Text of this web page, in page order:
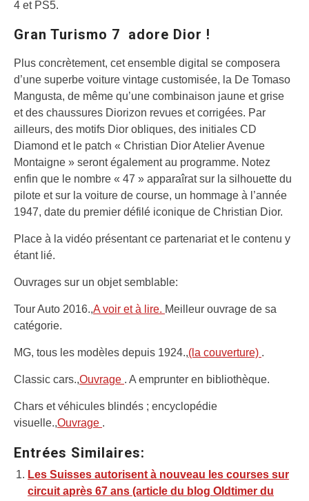
4 et PS5.
Gran Turismo 7 adore Dior !
Plus concrètement, cet ensemble digital se composera
d’une superbe voiture vintage customisée, la De Tomaso
Mangusta, de même qu’une combinaison jaune et grise
et des chaussures Diorizon revues et corrigées. Par
ailleurs, des motifs Dior obliques, des initiales CD
Diamond et le patch « Christian Dior Atelier Avenue
Montaigne » seront également au programme. Notez
enfin que le nombre « 47 » apparaîrat sur la silhouette du
pilote et sur la voiture de course, un hommage à l’année
1947, date du premier défilé iconique de Christian Dior.
Place à la vidéo présentant ce partenariat et le contenu y
étant lié.
Ouvrages sur un objet semblable:
Tour Auto 2016.,A voir et à lire. Meilleur ouvrage de sa
catégorie.
MG, tous les modèles depuis 1924.,(la couverture) .
Classic cars.,Ouvrage . A emprunter en bibliothèque.
Chars et véhicules blindés ; encyclopédie
visuelle.,Ouvrage .
Entrées Similaires:
Les Suisses autorisent à nouveau les courses sur
circuit après 67 ans (article du blog Oldtimer du